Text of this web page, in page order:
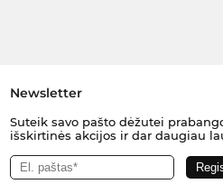
Newsletter
Suteik savo pašto dėžutei
išskirtinės akcijos ir dar daugiau